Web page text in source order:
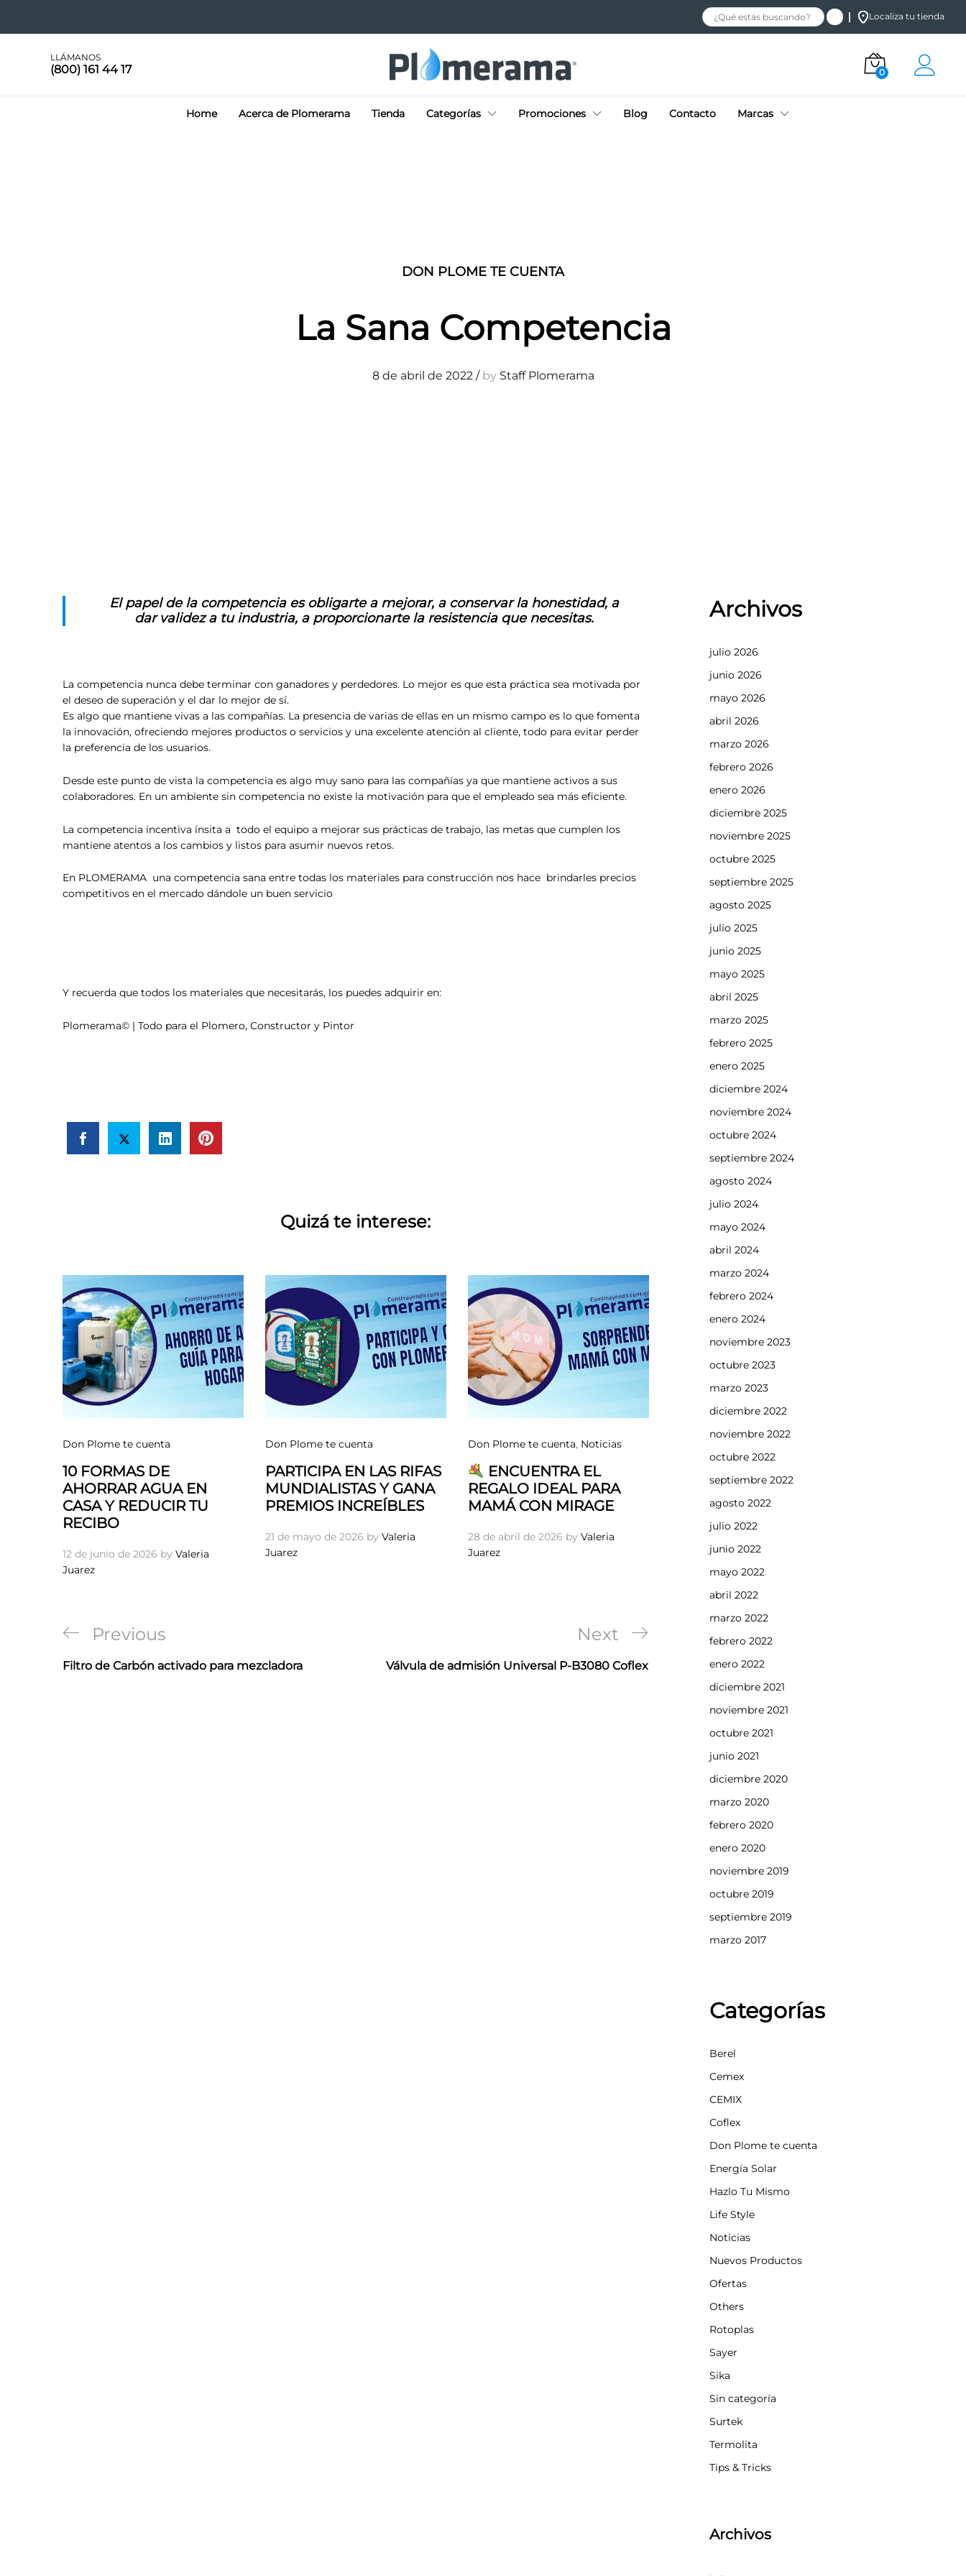
Localiza tu tienda
LLÁMANOS
(800) 161 44 17 0
Home Acerca de Plomerama Tienda Categorías Promociones Blog Contacto Marcas
DON PLOME TE CUENTA
La Sana Competencia
8 de abril de 2022/by Staff Plomerama
El papel de la competencia es obligarte a mejorar, a conservar la honestidad, a
dar validez a tu industria, a proporcionarte la resistencia que necesitas.
La competencia nunca debe terminar con ganadores y perdedores. Lo mejor es que esta práctica sea motivada por
el deseo de superación y el dar lo mejor de sí.
Es algo que mantiene vivas a las compañías. La presencia de varias de ellas en un mismo campo es lo que fomenta
la innovación, ofreciendo mejores productos o servicios y una excelente atención al cliente, todo para evitar perder
la preferencia de los usuarios.
Desde este punto de vista la competencia es algo muy sano para las compañías ya que mantiene activos a sus
colaboradores. En un ambiente sin competencia no existe la motivación para que el empleado sea más eficiente.
La competencia incentiva ínsita a todo el equipo a mejorar sus prácticas de trabajo, las metas que cumplen los
mantiene atentos a los cambios y listos para asumir nuevos retos.
En PLOMERAMA una competencia sana entre todas los materiales para construcción nos hace brindarles precios
competitivos en el mercado dándole un buen servicio
Y recuerda que todos los materiales que necesitarás, los puedes adquirir en:
Plomerama© | Todo para el Plomero, Constructor y Pintor
Quizá te interese:
Don Plome te cuenta
10 FORMAS DE
AHORRAR AGUA EN
CASA Y REDUCIR TU
RECIBO
12 de junio de 2026 by Valeria
Juarez
Don Plome te cuenta
PARTICIPA EN LAS RIFAS
MUNDIALISTAS Y GANA
PREMIOS INCREÍBLES
21 de mayo de 2026 by Valeria
Juarez
Don Plome te cuenta, Noticias
ENCUENTRA EL
REGALO IDEAL PARA
MAMÁ CON MIRAGE
28 de abril de 2026 by Valeria
Juarez
Navegación
de
Previous
Post
Previous
Filtro de Carbón activado para mezcladora
Next
Post
Next
Válvula de admisión Universal P-B3080 Coflex
Archivos
julio 2026
junio 2026
mayo 2026
abril 2026
marzo 2026
febrero 2026
enero 2026
diciembre 2025
noviembre 2025
octubre 2025
septiembre 2025
agosto 2025
julio 2025
junio 2025
mayo 2025
abril 2025
marzo 2025
febrero 2025
enero 2025
diciembre 2024
noviembre 2024
octubre 2024
septiembre 2024
agosto 2024
julio 2024
mayo 2024
abril 2024
marzo 2024
febrero 2024
enero 2024
noviembre 2023
octubre 2023
marzo 2023
diciembre 2022
noviembre 2022
octubre 2022
septiembre 2022
agosto 2022
julio 2022
junio 2022
mayo 2022
abril 2022
marzo 2022
febrero 2022
enero 2022
diciembre 2021
noviembre 2021
octubre 2021
junio 2021
diciembre 2020
marzo 2020
febrero 2020
enero 2020
noviembre 2019
octubre 2019
septiembre 2019
marzo 2017
Categorías
Berel
Cemex
CEMIX
Coflex
Don Plome te cuenta
Energía Solar
Hazlo Tu Mismo
Life Style
Noticias
Nuevos Productos
Ofertas
Others
Rotoplas
Sayer
Sika
Sin categoría
Surtek
Termolita
Tips & Tricks
Archivos